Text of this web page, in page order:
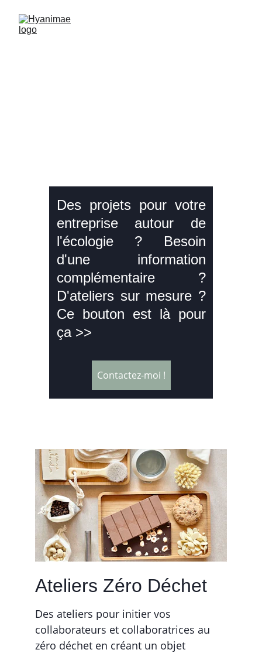
Contactez-moi !
Des projets pour votre
entreprise autour de
l'écologie ? Besoin
d'une information
complémentaire ?
D'ateliers sur mesure ?
Ce bouton est là pour
ça >>
Ateliers Zéro Déchet
Des ateliers pour initier vos
collaborateurs et collaboratrices au
zéro déchet en créant un objet